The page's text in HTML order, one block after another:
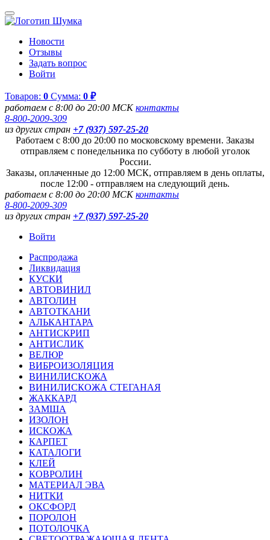
Новости
Отзывы
Задать вопрос
Войти
Товаров: 0 Сумма: 0 ₽
работаем с 8:00 до 20:00 МСКконтакты
8-800-2009-309
из других стран +7 (937) 597-25-20
Работаем с 8:00 до 20:00 по московскому времени. Заказы
отправляем с понедельника по субботу в любой уголок
России.
Заказы, оплаченные до 12:00 МСК, отправляем в день оплаты,
после 12:00 - отправляем на следующий день.
работаем с 8:00 до 20:00 МСКконтакты
8-800-2009-309
из других стран +7 (937) 597-25-20
Войти
Распродажа
Ликвидация
КУСКИ
АВТОВИНИЛ
АВТОЛИН
АВТОТКАНИ
АЛЬКАНТАРА
АНТИСКРИП
АНТИСЛИК
ВЕЛЮР
ВИБРОИЗОЛЯЦИЯ
ВИНИЛИСКОЖА
ВИНИЛИСКОЖА СТЕГАНАЯ
ЖАККАРД
ЗАМША
ИЗОЛОН
ИСКОЖА
КАРПЕТ
КАТАЛОГИ
КЛЕЙ
КОВРОЛИН
МАТЕРИАЛ ЭВА
НИТКИ
ОКСФОРД
ПОРОЛОН
ПОТОЛОЧКА